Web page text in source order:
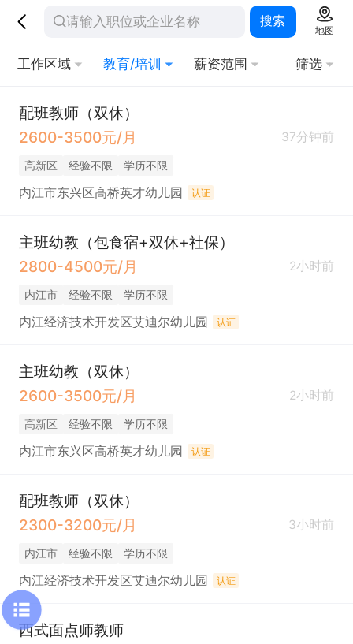
搜索
地图
工作区域 教育/培训 薪资范围 筛选
配班教师（双休）
2600-3500元/月
37分钟前
高新区 经验不限 学历不限
内江市东兴区高桥英才幼儿园 认证
主班幼教（包食宿+双休+社保）
2800-4500元/月
2小时前
内江市 经验不限 学历不限
内江经济技术开发区艾迪尔幼儿园 认证
主班幼教（双休）
2600-3500元/月
2小时前
高新区 经验不限 学历不限
内江市东兴区高桥英才幼儿园 认证
配班教师（双休）
2300-3200元/月
3小时前
内江市 经验不限 学历不限
内江经济技术开发区艾迪尔幼儿园 认证
西式面点师教师